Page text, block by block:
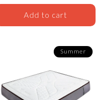
Add to cart
Summer